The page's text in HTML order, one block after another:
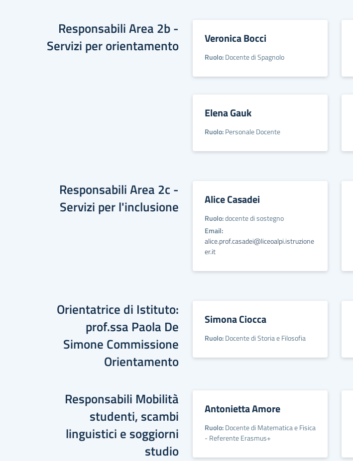
Responsabili Area 2b -
Servizi per orientamento
Veronica Bocci
Ruolo:Docente di Spagnolo
Elena Gauk
Ruolo:Personale Docente
Responsabili Area 2c -
Servizi per l'inclusione
Alice Casadei
Ruolo:docente di sostegno
Email:
alice.prof.casadei@liceoalpi.istruzione
er.it
Orientatrice di Istituto:
prof.ssa Paola De
Simone Commissione
Orientamento
Simona Ciocca
Ruolo:Docente di Storia e Filosofia
Responsabili Mobilità
studenti, scambi
linguistici e soggiorni
studio
Antonietta Amore
Ruolo:Docente di Matematica e Fisica
- Referente Erasmus+